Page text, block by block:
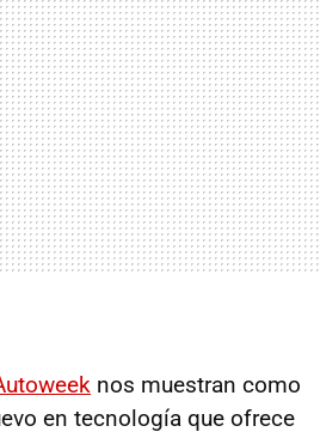
nos muestran como
en tecnología que ofrece